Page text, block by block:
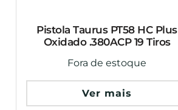
Pistola Taurus PT58 HC Plus
Oxidado .380ACP 19 Tiros
Fora de estoque
Ver mais